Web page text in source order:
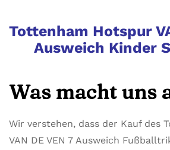
Tottenham Hotspur
Ausweich Kinder
Was macht uns
Wir verstehen, dass der Kauf des
VAN DE VEN 7 Ausweich